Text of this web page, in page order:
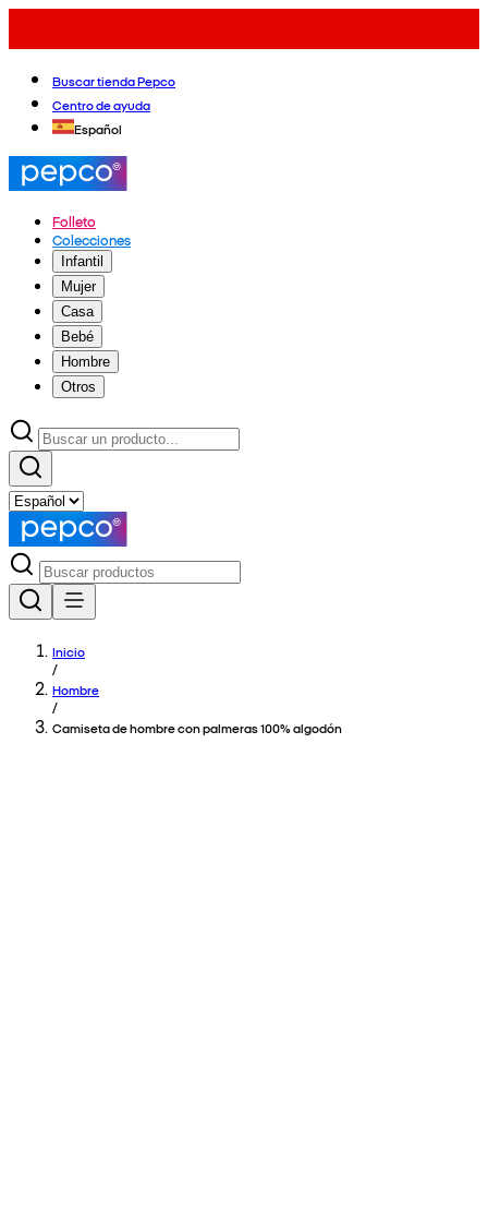
Buscar tienda Pepco
Centro de ayuda
Español
Folleto
Colecciones
Infantil
Mujer
Casa
Bebé
Hombre
Otros
Inicio
/
Hombre
/
Camiseta de hombre con palmeras 100% algodón